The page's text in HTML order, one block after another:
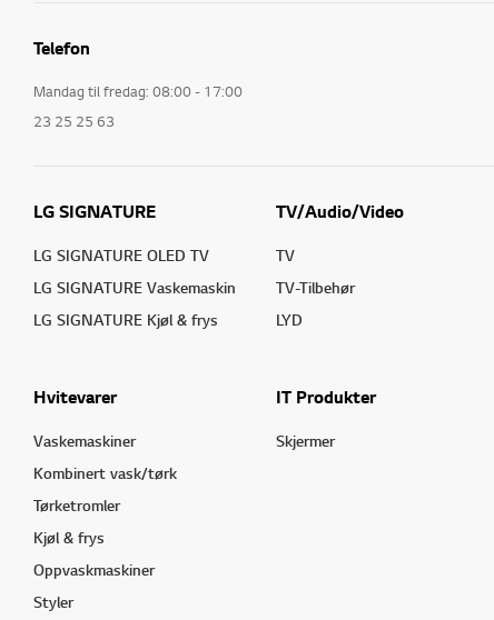
Telefon
Mandag til fredag: 08:00 - 17:00
23 25 25 63
LG SIGNATURE
LG SIGNATURE OLED TV
LG SIGNATURE Vaskemaskin
LG SIGNATURE Kjøl & frys
TV/Audio/Video
TV
TV-Tilbehør
LYD
Hvitevarer
Vaskemaskiner
Kombinert vask/tørk
Tørketromler
Kjøl & frys
Oppvaskmaskiner
Styler
IT Produkter
Skjermer